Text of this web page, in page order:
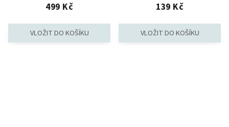
499 Kč 139 Kč